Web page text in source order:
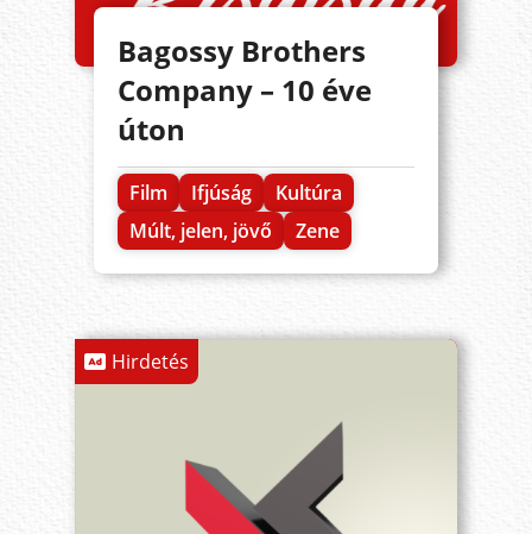
Bagossy Brothers
Company – 10 éve
úton
Film Ifjúság
Kultúra
Múlt, jelen, jövő
Zene
Hirdetés